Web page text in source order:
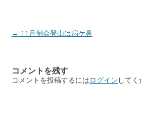
投
ビ
← 11月例会登山は扇ケ鼻
コメントを残す
コメントを投稿するにはログイン してく